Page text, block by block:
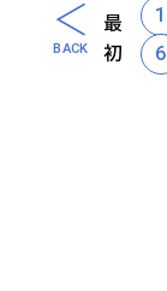
最
初
1
6